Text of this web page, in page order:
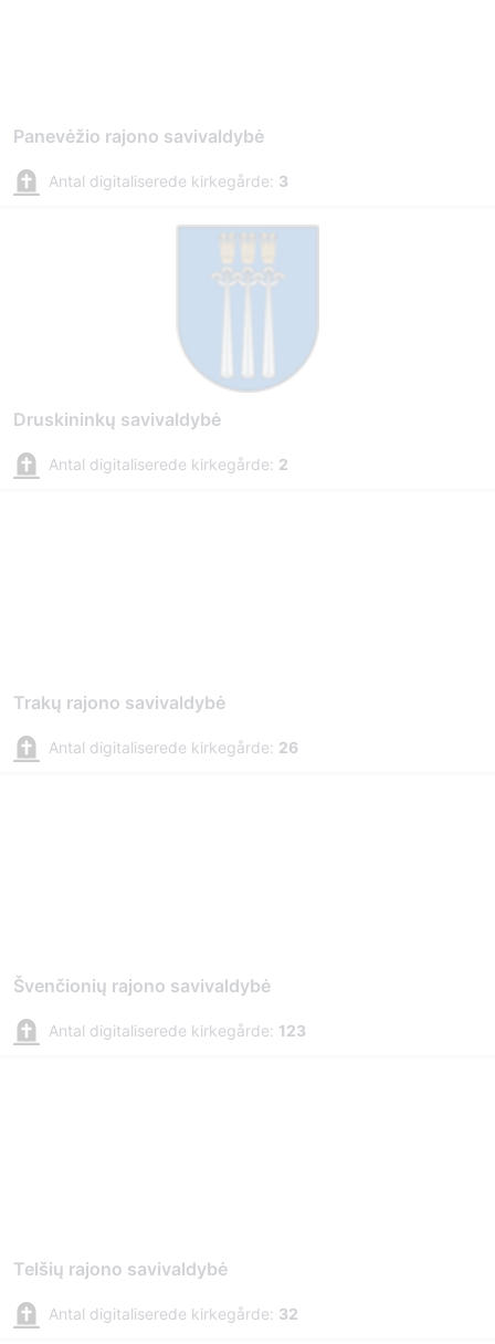
Panevėžio rajono savivaldybė
Antal digitaliserede kirkegårde: 3
Druskininkų savivaldybė
Antal digitaliserede kirkegårde: 2
Trakų rajono savivaldybė
Antal digitaliserede kirkegårde: 26
Švenčionių rajono savivaldybė
Antal digitaliserede kirkegårde: 123
Telšių rajono savivaldybė
Antal digitaliserede kirkegårde: 32